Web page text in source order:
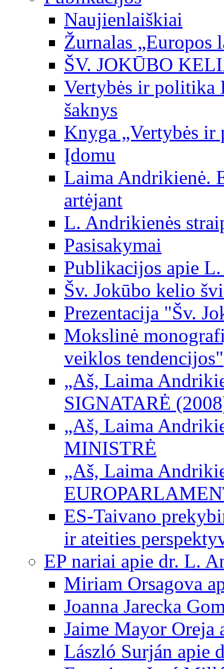
Naujienlaiškiai
Žurnalas „Europos
ŠV. JOKŪBO
Vertybės ir politika
šaknys
Knyga „Vertybės
Įdomu
Laima Andrikienė.
artėjant
L. Andrikienės
Pasisakymai
Publikacijos apie
Šv. Jokūbo kelio
Prezentacija "Šv.
Mokslinė
veiklos tendencijos"
„Aš, Laima
SIGNATARĖ
„Aš, Laima
MINISTRĖ
„Aš, Laima
ES-Taivano
ir ateities
EP nariai apie dr. L.
Miriam Orsagova
Joanna Jarecka
Jaime Mayor Oreja
László Surján apie